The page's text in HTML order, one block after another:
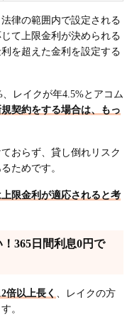
律の範囲内で設定される
て上限金利が決められる
を超えた金利を設定する
レイクが年4.5%とアコム
契約をする場合は、もっ
おらず、貸し倒れリスク
ためです。
限金利が適応されると考
365日間利息0円で
倍以上長く 、レイクの方
。